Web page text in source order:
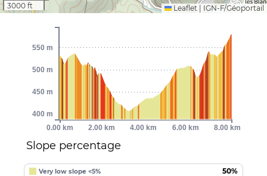
3000 ft
Leaflet IGN-F/Géoportail
Slope percentage
Very low slope <5% 50%
0.00 km 2.00 km 4.00 km 6.00 km 8.00 km
400 m
450 m
500 m
550 m